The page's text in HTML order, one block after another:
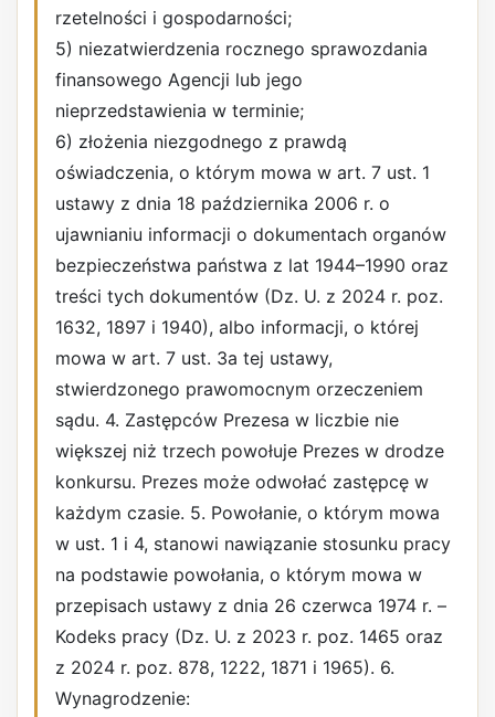
rzetelności i gospodarności;
5) niezatwierdzenia rocznego sprawozdania
finansowego Agencji lub jego
nieprzedstawienia w terminie;
6) złożenia niezgodnego z prawdą
oświadczenia, o którym mowa w art. 7 ust. 1
ustawy z dnia 18 października 2006 r. o
ujawnianiu informacji o dokumentach organów
bezpieczeństwa państwa z lat 1944–1990 oraz
treści tych dokumentów (Dz. U. z 2024 r. poz.
1632, 1897 i 1940), albo informacji, o której
mowa w art. 7 ust. 3a tej ustawy,
stwierdzonego prawomocnym orzeczeniem
sądu. 4. Zastępców Prezesa w liczbie nie
większej niż trzech powołuje Prezes w drodze
konkursu. Prezes może odwołać zastępcę w
każdym czasie. 5. Powołanie, o którym mowa
w ust. 1 i 4, stanowi nawiązanie stosunku pracy
na podstawie powołania, o którym mowa w
przepisach ustawy z dnia 26 czerwca 1974 r. –
Kodeks pracy (Dz. U. z 2023 r. poz. 1465 oraz
z 2024 r. poz. 878, 1222, 1871 i 1965). 6.
Wynagrodzenie: